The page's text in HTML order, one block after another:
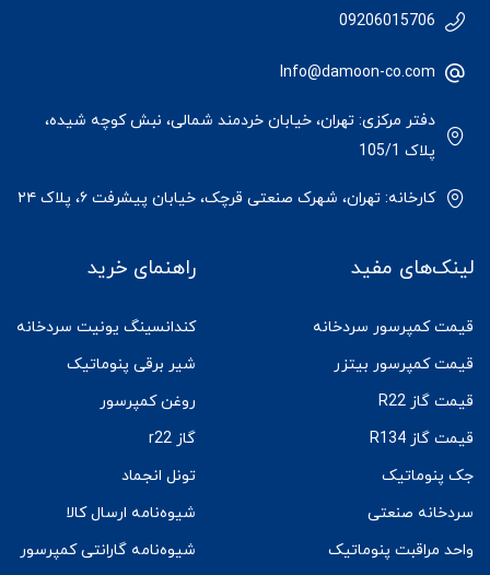
09206015706
Info@damoon-co.com
دفتر مرکزی: تهران، خیابان خردمند شمالی، نبش کوچه شیده،
پلاک 105/1
کارخانه: تهران، شهرک صنعتی قرچک، خیابان پیشرفت ۶، پلاک ۲۴
لینک‌های مفید
قیمت کمپرسور سردخانه
قیمت کمپرسور بیتزر
قیمت گاز R22
قیمت گاز R134
جک پنوماتیک
سردخانه صنعتی
واحد مراقبت پنوماتیک
راهنمای خرید
کندانسینگ یونیت سردخانه
شیر برقی پنوماتیک
روغن کمپرسور
گاز r22
تونل انجماد
شیوه‌نامه ارسال کالا
شیوه‌نامه گارانتی کمپرسور